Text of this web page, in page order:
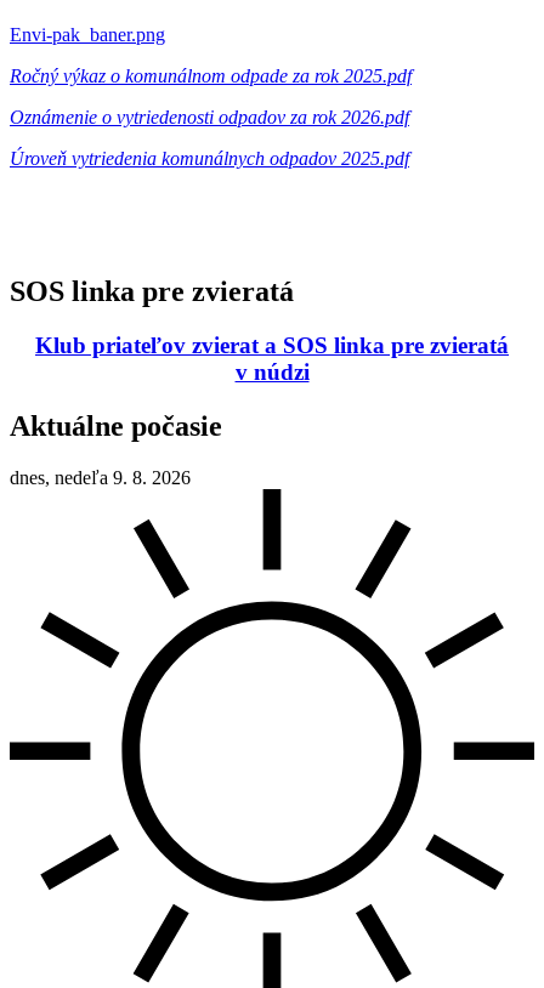
Envi-pak_baner.png
Ročný výkaz o komunálnom odpade za rok 2025.pdf
Oznámenie o vytriedenosti odpadov za rok 2026.pdf
Úroveň vytriedenia komunálnych odpadov 2025.pdf
SOS linka pre zvieratá
Klub priateľov zvierat a SOS linka pre zvieratá
v núdzi
Aktuálne počasie
dnes, nedeľa 9. 8. 2026